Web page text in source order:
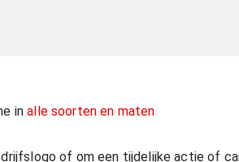
inalle soorten en maten
of om een tijdelijke actie of